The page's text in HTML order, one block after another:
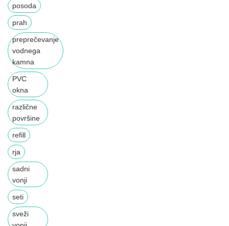
posoda
prah
preprečevanje
vodnega
kamna
PVC
okna
različne
površine
refill
rja
sadni
vonji
seti
sveži